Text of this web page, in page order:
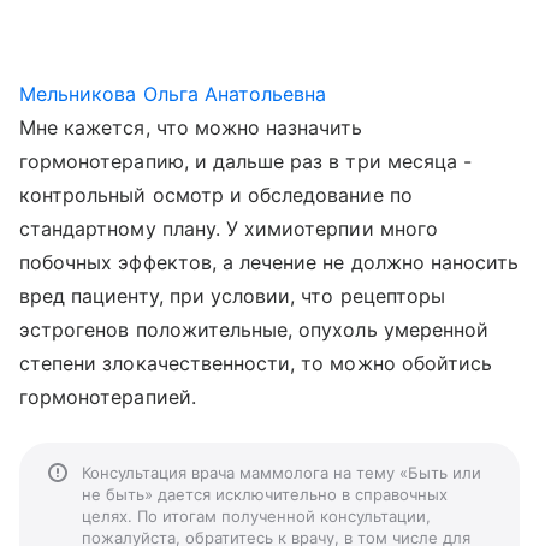
Мельникова Ольга Анатольевна
Мне кажется, что можно назначить
гормонотерапию, и дальше раз в три месяца -
контрольный осмотр и обследование по
стандартному плану. У химиотерпии много
побочных эффектов, а лечение не должно наносить
вред пациенту, при условии, что рецепторы
эстрогенов положительные, опухоль умеренной
степени злокачественности, то можно обойтись
гормонотерапией.
Консультация врача маммолога на тему «Быть или
не быть» дается исключительно в справочных
целях. По итогам полученной консультации,
пожалуйста, обратитесь к врачу, в том числе для